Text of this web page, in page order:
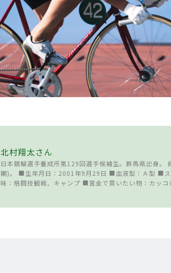
北村翔太さん
日本競輪選手養成所第129回選手候補生。群馬県出身。
期)。 ■生年月日：2001年9月29日 ■血液型：Ａ型 ■
味：格闘技観戦、キャンプ ■賞金で買いたい物：カッコ